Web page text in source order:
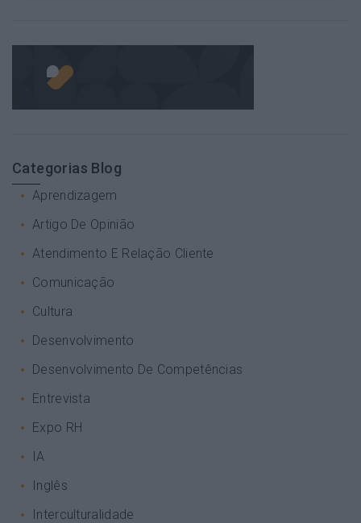
Categorias Blog
Aprendizagem
Artigo De Opinião
Atendimento E Relação Cliente
Comunicação
Cultura
Desenvolvimento
Desenvolvimento De Competências
Entrevista
Expo RH
IA
Inglês
Interculturalidade